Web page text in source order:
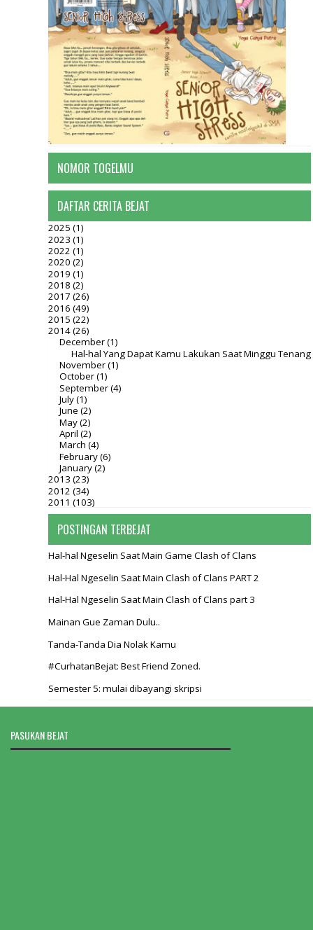
NOMOR TOGELMU
DAFTAR CERITA BEJAT
2025 (1)
2023 (1)
2022 (1)
2020 (2)
2019 (1)
2018 (2)
2017 (26)
2016 (49)
2015 (22)
2014(26)
December(1)
Hal-hal Yang Dapat Kamu Lakukan Saat Minggu Tenang
November(1)
October(1)
September(4)
July(1)
June (2)
May(2)
April (2)
March (4)
February(6)
January(2)
2013 (23)
2012 (34)
2011 (103)
POSTINGAN TERBEJAT
Hal-hal Ngeselin Saat Main Game Clash of Clans
Hal-Hal Ngeselin Saat Main Clash of Clans PART 2
Hal-Hal Ngeselin Saat Main Clash of Clans part 3
Mainan Gue Zaman Dulu..
Tanda-Tanda Dia Nolak Kamu
#CurhatanBejat: Best Friend Zoned.
Semester 5: mulai dibayangi skripsi
PASUKAN BEJAT